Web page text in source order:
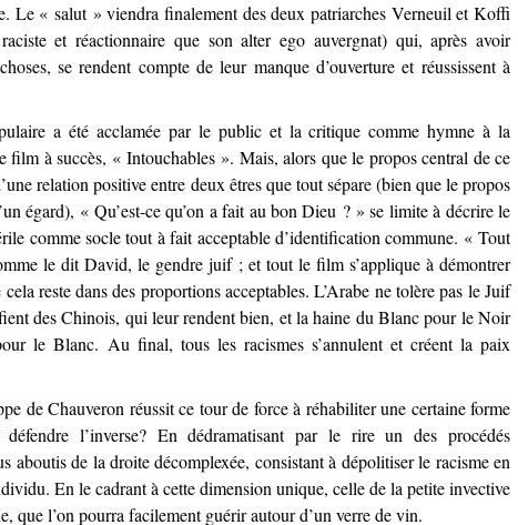
Le « salut » viendra finalement des deux patriarches Verneuil et Koffi
et réactionnaire que son alter ego auvergnat) qui, après avoir
se rendent compte de leur manque d’ouverture et réussissent à
a été acclamée par le public et la critique comme hymne à la
film à succès, « Intouchables ». Mais, alors que le propos central de ce
relation positive entre deux êtres que tout sépare (bien que le propos
égard), « Qu’est-ce qu’on a fait au bon Dieu ? » se limite à décrire le
comme socle tout à fait acceptable d’identification commune. « Tout
le dit David, le gendre juif ; et tout le film s’applique à démontrer
reste dans des proportions acceptables. L’Arabe ne tolère pas le Juif
des Chinois, qui leur rendent bien, et la haine du Blanc pour le Noir
le Blanc. Au final, tous les racismes s’annulent et créent la paix
de Chauveron réussit ce tour de force à réhabiliter une certaine forme
l’inverse? En dédramatisant par le rire un des procédés
aboutis de la droite décomplexée, consistant à dépolitiser le racisme en
En le cadrant à cette dimension unique, celle de la petite invective
que l’on pourra facilement guérir autour d’un verre de vin.